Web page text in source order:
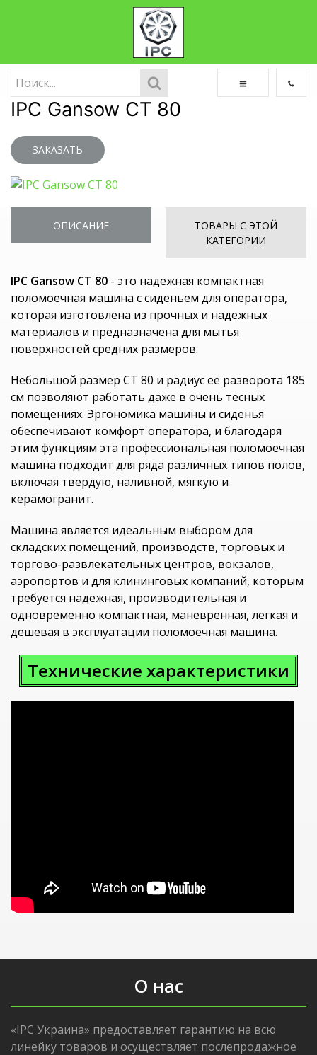
IPC Gansow CT 80
ЗАКАЗАТЬ
ОПИСАНИЕ
ТОВАРЫ С ЭТОЙ
КАТЕГОРИИ
IPC Gansow CT 80 - это надежная компактная
поломоечная машина с сиденьем для оператора,
которая изготовлена ​​из прочных и надежных
материалов и предназначена для мытья
поверхностей средних размеров.
Небольшой размер CT 80 и радиус ее разворота 185
см позволяют работать даже в очень тесных
помещениях. Эргономика машины и сиденья
обеспечивают комфорт оператора, и благодаря
этим функциям эта профессиональная поломоечная
машина подходит для ряда различных типов полов,
включая твердую, наливной, мягкую и
керамогранит.
Машина является идеальным выбором для
складских помещений, производств, торговых и
торгово-развлекательных центров, вокзалов,
аэропортов и для клининговых компаний, которым
требуется надежная, производительная и
одновременно компактная, маневренная, легкая и
дешевая в эксплуатации поломоечная машина.
Технические характеристики
О нас
«IPC Украина» предоставляет гарантию на всю
линейку товаров и осуществляет послепродажное